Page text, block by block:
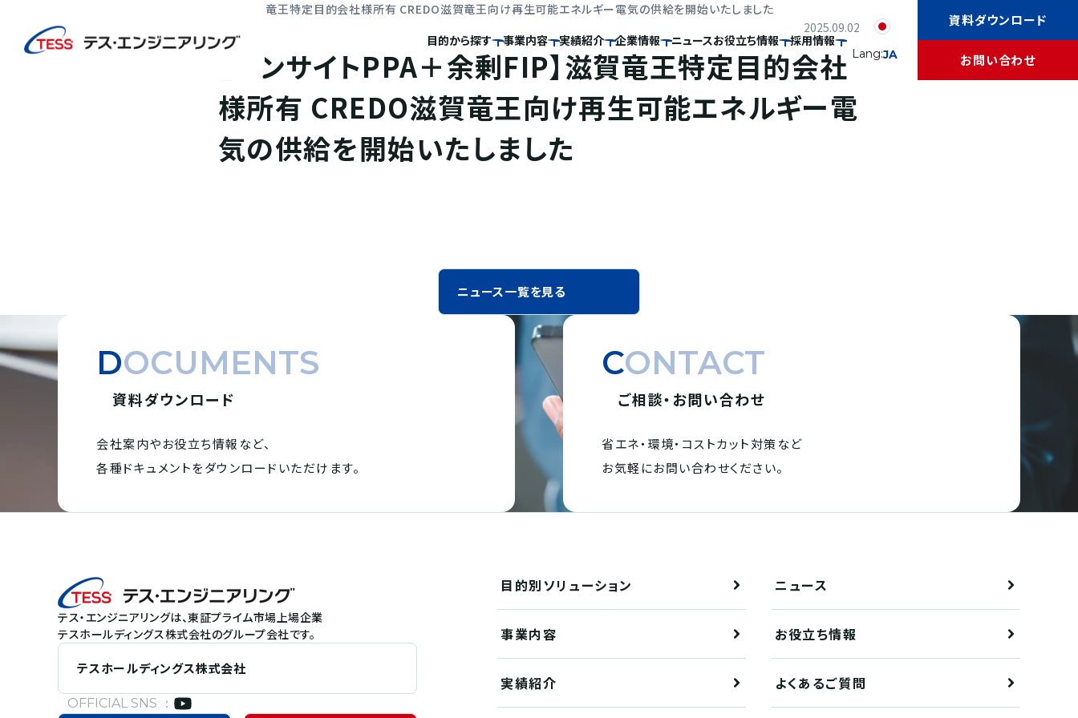
目的から探す 事業内容 実績紹介 企業情報 ニュースお役立ち情報 採用情報
資料ダウンロード
お問い合わせ
Lang:JA
【オンサイトPPA＋余剰FIP】滋賀竜王特定目的会社様所有 CREDO滋賀竜王向け再生可能エネルギー電気の供給を開始いたしました
2025.09.02
【オンサイトPPA＋余剰FIP】滋賀竜王特定目的会社
様所有 CREDO滋賀竜王向け再生可能エネルギー電
気の供給を開始いたしました
ニュース一覧を見る
DOCUMENTS
資料ダウンロード
会社案内やお役立ち情報など、
各種ドキュメントをダウンロードいただけます。
CONTACT
ご相談・お問い合わせ
省エネ・環境・ コストカット対策など
お気軽にお問い合わせください。
テス・エンジニアリングは、東証プライム市場上場企業
テスホールディングス株式会社のグループ会社です。
テスホールディングス株式会社
OFFICIAL SNS ：
目的別ソリューション ニュース
事業内容 お役立ち情報
実績紹介 よくあるご質問